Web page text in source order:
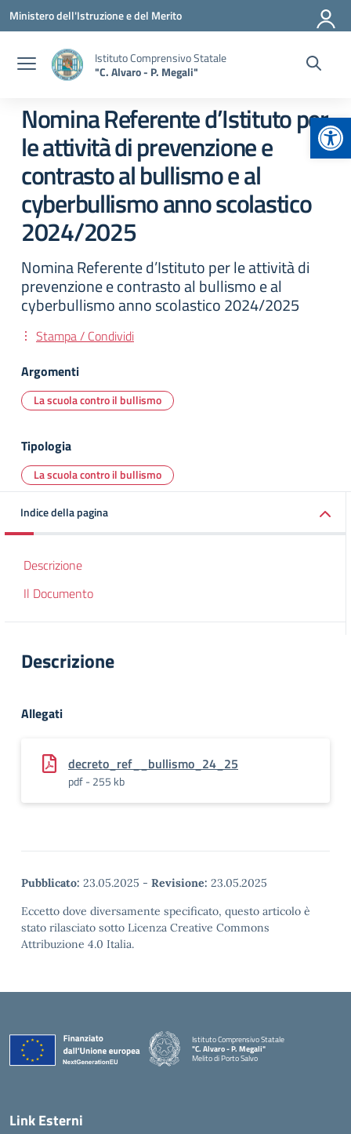
Vai ai contenuti
Vai al menu di navigazione
Vai al footer
Ministero dell'Istruzione e del Merito
Istituto Comprensivo Statale
"C. Alvaro - P. Megali"
Nomina Referente d’Istituto per
le attività di prevenzione e
contrasto al bullismo e al
cyberbullismo anno scolastico
2024/2025
Nomina Referente d’Istituto per le attività di
prevenzione e contrasto al bullismo e al
cyberbullismo anno scolastico 2024/2025
Stampa / Condividi
Argomenti
La scuola contro il bullismo
Tipologia
La scuola contro il bullismo
Indice della pagina
Descrizione
Il Documento
Descrizione
Allegati
decreto_ref__bullismo_24_25
pdf - 255 kb
Pubblicato: 23.05.2025 - Revisione: 23.05.2025
Eccetto dove diversamente specificato, questo articolo è
stato rilasciato sotto Licenza Creative Commons
Attribuzione 4.0 Italia.
Istituto Comprensivo Statale
"C. Alvaro - P. Megali"
Melito di Porto Salvo
Link Esterni